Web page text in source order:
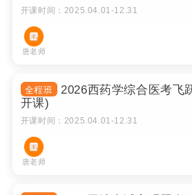
开课时间： 2025.04.01-12.31
唐老师
全程班 2026西药学综合医考飞
开课)
开课时间： 2025.04.01-12.31
唐老师